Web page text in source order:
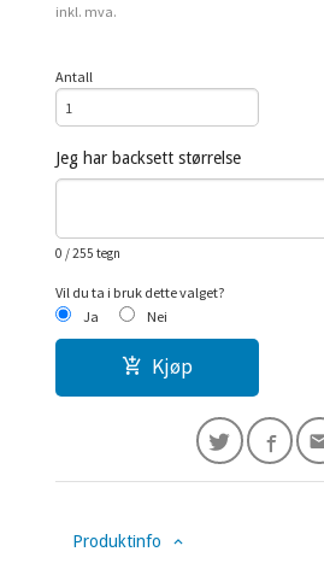
inkl. mva.
Antall
Jeg har backsett størrelse
0 / 255 tegn
Vil du ta i bruk dette valget?
Ja
Nei
Kjøp
Produktinfo